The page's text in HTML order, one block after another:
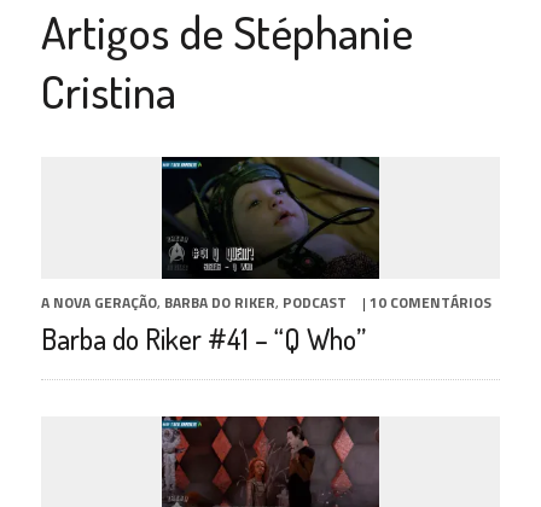
Artigos de Stéphanie
Cristina
A NOVA GERAÇÃO, BARBA DO RIKER, PODCAST | 10 COMENTÁRIOS
Barba do Riker #41 – “Q Who”